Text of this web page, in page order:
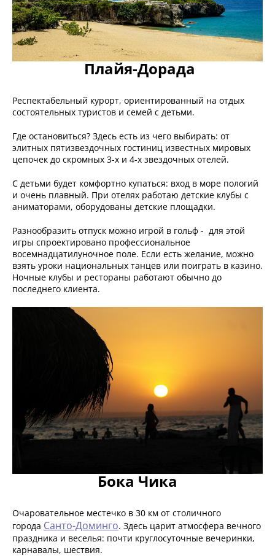
Плайя-Дорада
Респектабельный курорт, ориентированный на отдых
состоятельных туристов и семей с детьми.
Где остановиться? Здесь есть из чего выбирать: от
элитных пятизвездочных гостиниц известных мировых
цепочек до скромных 3-х и 4-х звездочных отелей.
С детьми будет комфортно купаться: вход в море пологий
и очень плавный. При отелях работаю детские клубы с
аниматорами, оборудованы детские площадки.
Разнообразить отпуск можно игрой в гольф - для этой
игры спроектировано профессиональное
восемнадцатилуночное поле. Если есть желание, можно
взять уроки национальных танцев или поиграть в казино.
Ночные клубы и рестораны работают обычно до
последнего клиента.
Бока Чика
Очаровательное местечко в 30 км от столичного
города Санто-Доминго. Здесь царит атмосфера вечного
праздника и веселья: почти круглосуточные вечеринки,
карнавалы, шествия.